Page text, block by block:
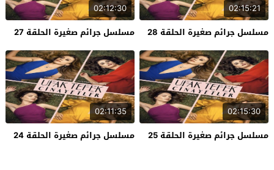
02:15:21
مسلسل جرائم صغيرة الحلقة 28
02:12:30
مسلسل جرائم صغيرة الحلقة 27
02:15:30
مسلسل جرائم صغيرة الحلقة 25
02:11:35
مسلسل جرائم صغيرة الحلقة 24